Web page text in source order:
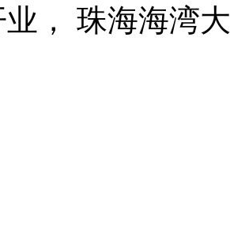
业， 珠海海